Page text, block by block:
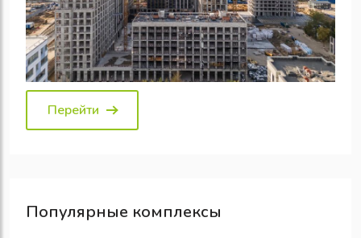
Перейти
Популярные комплексы